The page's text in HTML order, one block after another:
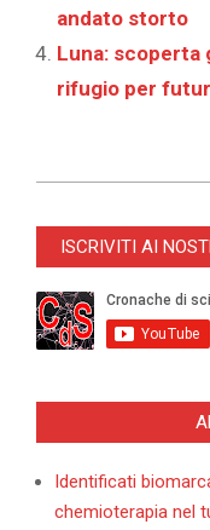
andato storto
Luna:
rifugio per
01-
ISCRIVITI AI
Identificati
chemioterapia nel